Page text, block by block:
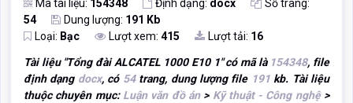
Mã tài liệu: 154348 Định dạng: docx
Số trang:
54
Dung lượng: 191 Kb
Loại: Bạc Lượt xem: 415 Lượt tải: 16
Tài liệu "Tổng đài ALCATEL 1000 E10 1" có mã là 154348, file
định dạng docx, có 54trang, dung lượng file 191kb. Tài liệu
thuộc chuyên mục: Luận văn đồ án> Kỹ thuật - Công nghệ>